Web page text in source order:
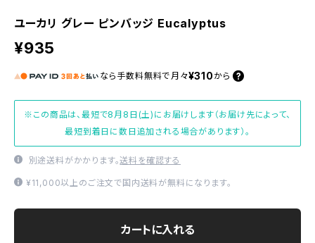
ユーカリ グレー ピンバッジ Eucalyptus
¥935
なら 手数料無料で 月々¥310 から
※この商品は、最短で8月8日(土)にお届けします（お届け先によって、
最短到着日に数日追加される場合があります）。
別途送料がかかります。送料を確認する
¥11,000以上のご注文で国内送料が無料になります。
カートに入れる